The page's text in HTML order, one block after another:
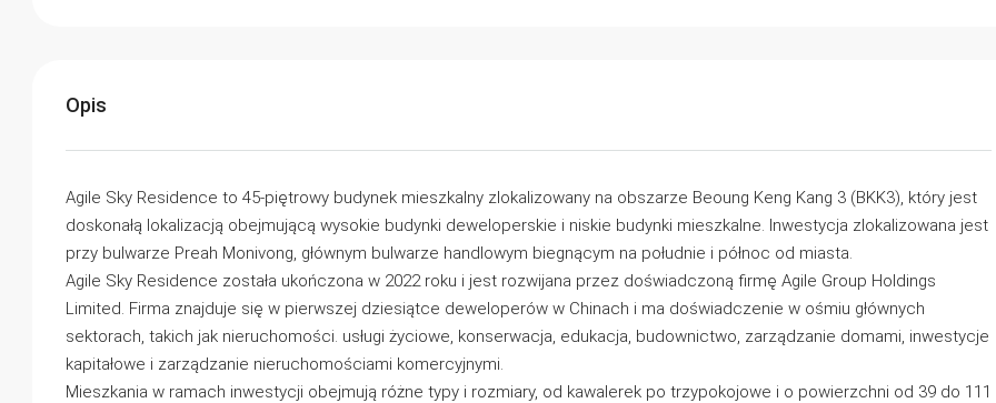
Opis
Agile Sky Residence to 45-piętrowy budynek mieszkalny zlokalizowany na obszarze Beoung Keng Kang 3 (BKK3), który jest
doskonałą lokalizacją obejmującą wysokie budynki deweloperskie i niskie budynki mieszkalne. Inwestycja zlokalizowana jest
przy bulwarze Preah Monivong, głównym bulwarze handlowym biegnącym na południe i północ od miasta.
Agile Sky Residence została ukończona w 2022 roku i jest rozwijana przez doświadczoną firmę Agile Group Holdings
Limited. Firma znajduje się w pierwszej dziesiątce deweloperów w Chinach i ma doświadczenie w ośmiu głównych
sektorach, takich jak nieruchomości. usługi życiowe, konserwacja, edukacja, budownictwo, zarządzanie domami, inwestycje
kapitałowe i zarządzanie nieruchomościami komercyjnymi.
Mieszkania w ramach inwestycji obejmują różne typy i rozmiary, od kawalerek po trzypokojowe i o powierzchni od 39 do 111